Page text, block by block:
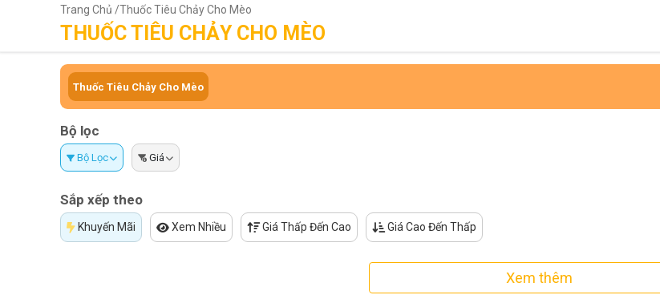
Trang Chủ /Thuốc Tiêu Chảy Cho Mèo
THUỐC TIÊU CHẢY CHO MÈO
Thuốc Tiêu Chảy Cho Mèo
Bộ lọc
Bộ Lọc Giá
Sắp xếp theo
Khuyến Mãi Xem Nhiều Giá Thấp Đến Cao Giá Cao Đến Thấp
Xem thêm